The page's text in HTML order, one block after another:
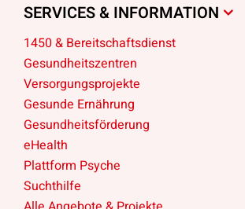
SERVICES & INFORMATION
1450 & Bereitschaftsdienst
Gesundheitszentren
Versorgungsprojekte
Gesunde Ernährung
Gesundheitsförderung
eHealth
Plattform Psyche
Suchthilfe